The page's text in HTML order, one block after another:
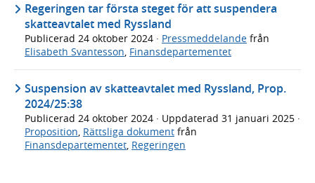
Regeringen tar första steget för att suspendera
skatteavtalet med Ryssland
Publicerad 24 oktober 2024 · Pressmeddelande från
Elisabeth Svantesson, Finansdepartementet
Suspension av skatteavtalet med Ryssland, Prop.
2024/25:38
Publicerad 24 oktober 2024 · Uppdaterad 31 januari 2025 ·
Proposition, Rättsliga dokument från
Finansdepartementet, Regeringen